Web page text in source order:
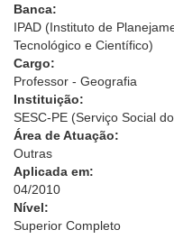
Banca:
IPAD (Instituto de
Tecnológico e Científico)
Cargo:
Professor - Geografia
Instituição:
SESC-PE (Serviço Social
Área de Atuação:
Outras
Aplicada em:
04/2010
Nível:
Superior Completo